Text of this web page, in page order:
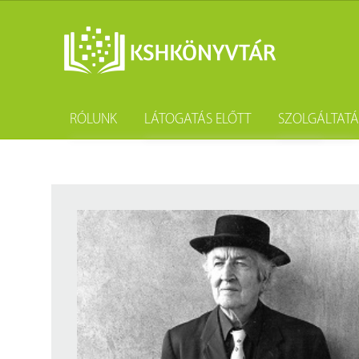
RÓLUNK
Tevékenységünk
Szakmai együttműködési megállapodások
Partnereink
Munkatársaink
LÁTOGATÁS ELŐTT
Közösségi szolgálat
Csoportos látogatás
Elérhetőség
Díjtételek
Kötészet és
Kérdezd a